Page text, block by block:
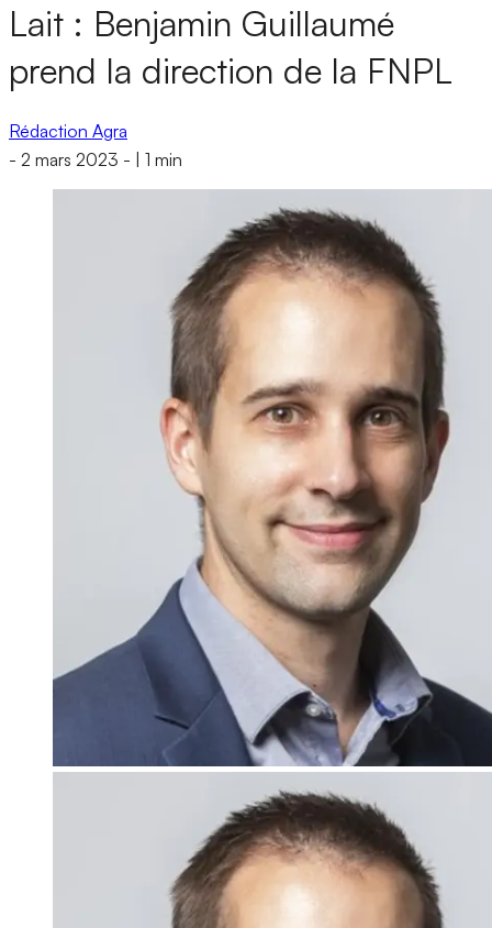
Lait : Benjamin Guillaumé
prend la direction de la FNPL
Rédaction Agra
- 2 mars 2023 - 1 min